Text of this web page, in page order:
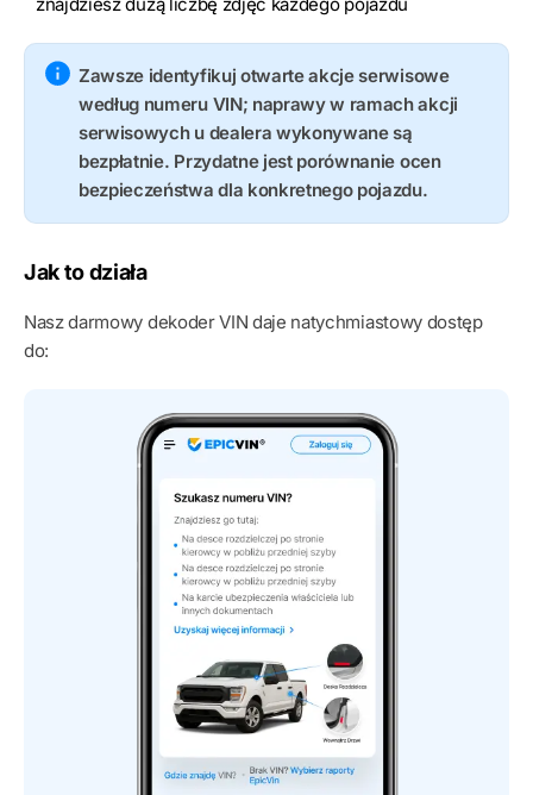
Zawsze identyfikuj otwarte akcje serwisowe
według numeru VIN; naprawy w ramach akcji
serwisowych u dealera wykonywane są
bezpłatnie. Przydatne jest porównanie ocen
bezpieczeństwa dla konkretnego pojazdu.
Jak to działa
Nasz darmowy dekoder VIN daje natychmiastowy dostęp
do: